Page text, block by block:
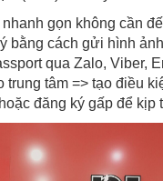
gọn không cần
bằng cách gửi hình
qua Zalo, Viber,
trung tâm => tạo điều
đăng ký gấp để kịp